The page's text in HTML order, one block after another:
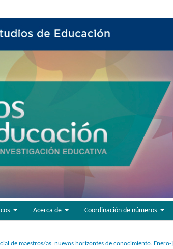
Acerca de Coordinación de números
de maestros/as: nuevos horizontes de conocimiento.